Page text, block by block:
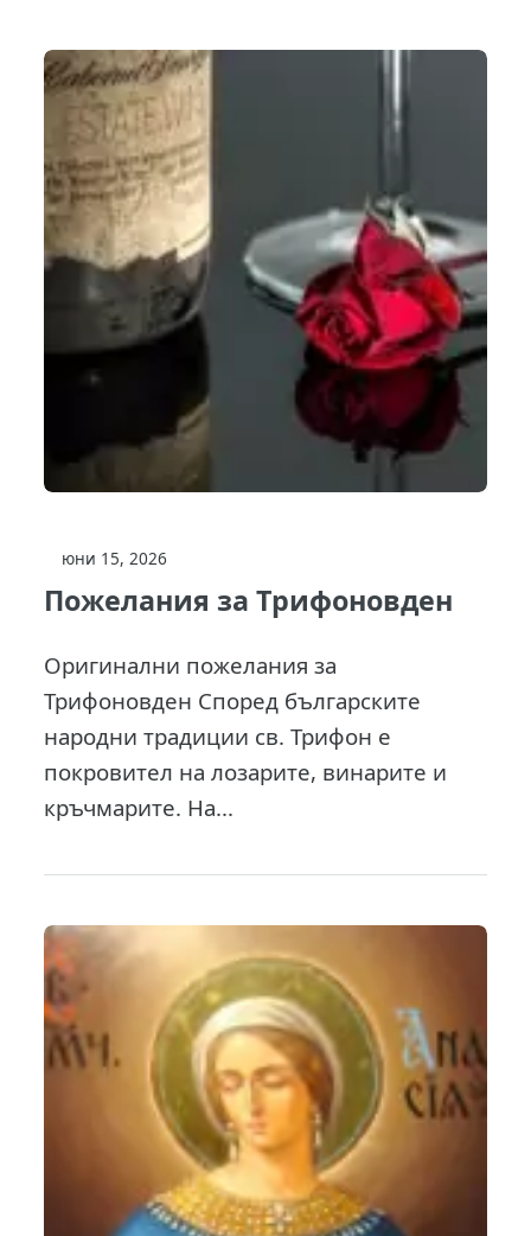
юни 15, 2026
Пожелания за Трифоновден
Оригинални пожелания за
Трифоновден Според българските
народни традиции св. Трифон е
покровител на лозарите, винарите и
кръчмарите. На...